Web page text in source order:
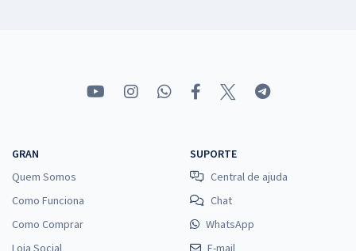
GRAN
Quem Somos
Como Funciona
Como Comprar
Loja Social
SUPORTE
Central de ajuda
Chat
WhatsApp
E-mail